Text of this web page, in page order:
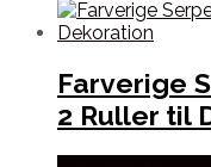
Farverige
2 Ruller til